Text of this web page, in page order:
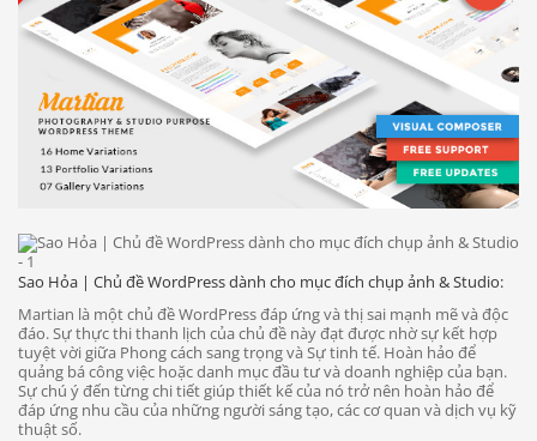
Sao Hỏa | Chủ đề WordPress dành cho mục đích chụp ảnh & Studio:
Martian là một chủ đề WordPress đáp ứng và thị sai mạnh mẽ và độc
đáo. Sự thực thi thanh lịch của chủ đề này đạt được nhờ sự kết hợp
tuyệt vời giữa Phong cách sang trọng và Sự tinh tế. Hoàn hảo để
quảng bá công việc hoặc danh mục đầu tư và doanh nghiệp của bạn.
Sự chú ý đến từng chi tiết giúp thiết kế của nó trở nên hoàn hảo để
đáp ứng nhu cầu của những người sáng tạo, các cơ quan và dịch vụ kỹ
thuật số.